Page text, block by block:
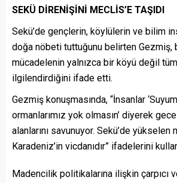
SEKÜ DİRENİŞİNİ MECLİS’E TAŞIDI
Sekü’de gençlerin, köylülerin ve bilim
doğa nöbeti tuttuğunu belirten Gezmiş,
mücadelenin yalnızca bir köyü değil
ilgilendirdiğini ifade etti.
Gezmiş konuşmasında, “İnsanlar
ormanlarımız yok olmasın’ diyerek
alanlarını savunuyor. Sekü’de yükselen
Karadeniz’in vicdanıdır” ifadelerini
Madencilik politikalarına ilişkin çarpıcı